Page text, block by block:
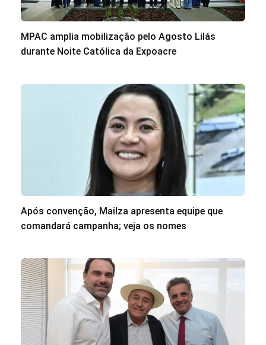
MPAC amplia mobilização pelo Agosto Lilás
durante Noite Católica da Expoacre
Após convenção, Mailza apresenta equipe que
comandará campanha; veja os nomes